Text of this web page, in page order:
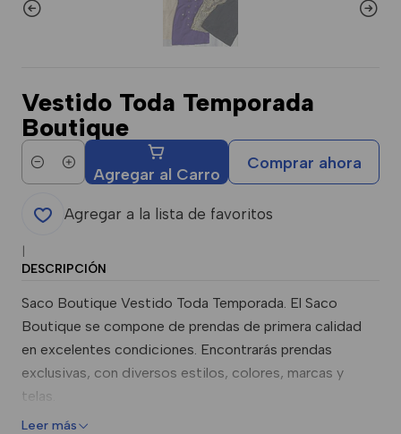
Vestido Toda Temporada
Boutique
Cantidad Agregar al Carro
Comprar ahora
Agregar a la lista de favoritos
DESCRIPCIÓN
Saco Boutique Vestido Toda Temporada. El Saco
Boutique se compone de prendas de primera calidad
en excelentes condiciones. Encontrarás prendas
exclusivas, con diversos estilos, colores, marcas y
telas.
Leer más